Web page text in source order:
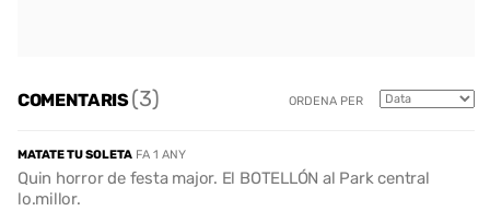
COMENTARIS(3) ORDENA PER
MATATE TU SOLETA FA 1 ANY
Quin horror de festa major. El BOTELLÓN al Park central
lo.millor.